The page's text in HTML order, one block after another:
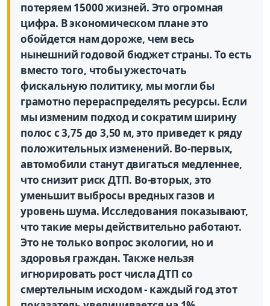
потеряем 15000 жизней. Это огромная
цифра. В экономическом плане это
обойдется нам дороже, чем весь
нынешний годовой бюджет страны. То есть
вместо того, чтобы ужесточать
фискальную политику, мы могли бы
грамотно перераспределять ресурсы. Если
мы изменим подход и сократим ширину
полос с 3,75 до 3,50 м, это приведет к ряду
положительных изменений. Во-первых,
автомобили станут двигаться медленнее,
что снизит риск ДТП. Во-вторых, это
уменьшит выбросы вредных газов и
уровень шума. Исследования показывают,
что такие меры действительно работают.
Это не только вопрос экологии, но и
здоровья граждан. Также нельзя
игнорировать рост числа ДТП со
смертельным исходом - каждый год этот